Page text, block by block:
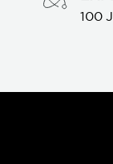
100